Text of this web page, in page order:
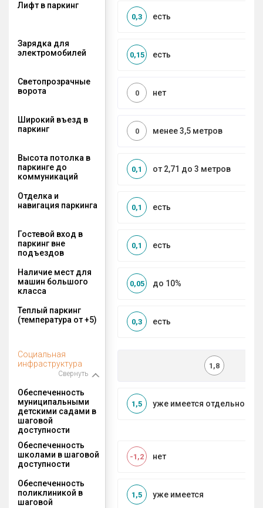
Лифт в паркинг
есть
0,3
Зарядка для
электромобилей
есть
0,15
Светопрозрачные
ворота
нет
0
Широкий въезд в
паркинг
менее 3,5 метров
0
Высота потолка в
паркинге до
коммуникаций
от 2,71 до 3 метров
0,1
Отделка и
навигация паркинга
есть
0,1
Гостевой вход в
паркинг вне
подъездов
есть
0,1
Наличие мест для
машин большого
класса
до 10%
0,05
Теплый паркинг
(температура от +5)
есть
0,3
Социальная
инфраструктура
Свернуть
1,8
Обеспеченность
муниципальными
детскими садами в
шаговой
доступности
уже имеется
1,5
Обеспеченность
школами в шаговой
доступности
нет
-1,2
Обеспеченность
поликлиникой в
шаговой
уже имеется
1,5